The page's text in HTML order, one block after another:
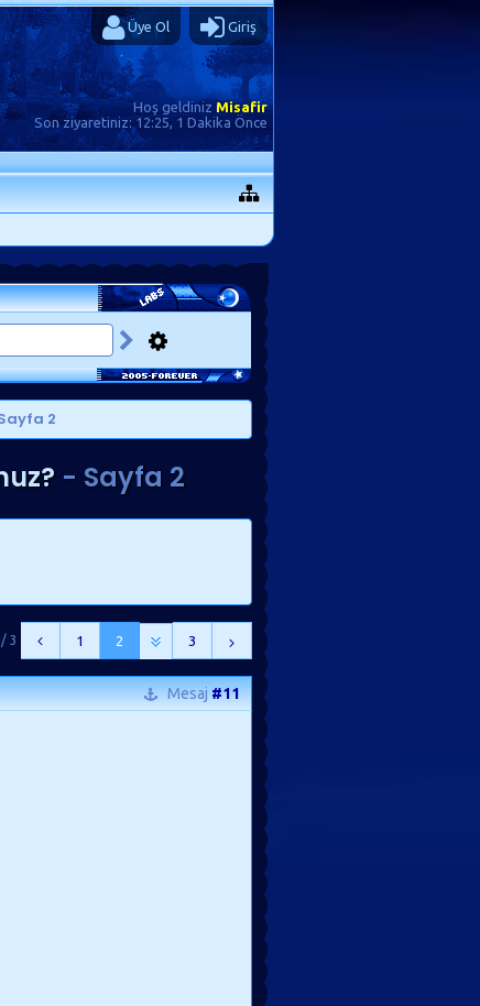
Üye Ol Giriş
Hoş geldiniz Misafir
Son ziyaretiniz:12:25, 1 Dakika Önce
2
- Sayfa 2
1 2 3
3
Mesaj#11